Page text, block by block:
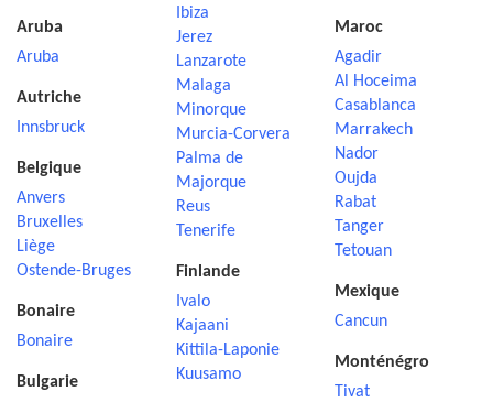
Aruba
Aruba
Autriche
Innsbruck
Belgique
Anvers
Bruxelles
Liège
Ostende-Bruges
Bonaire
Bonaire
Bulgarie
Ibiza
Jerez
Lanzarote
Malaga
Minorque
Murcia-Corvera
Palma de
Majorque
Reus
Tenerife
Finlande
Ivalo
Kajaani
Kittila-Laponie
Kuusamo
Maroc
Agadir
Al Hoceima
Casablanca
Marrakech
Nador
Oujda
Rabat
Tanger
Tetouan
Mexique
Cancun
Monténégro
Tivat